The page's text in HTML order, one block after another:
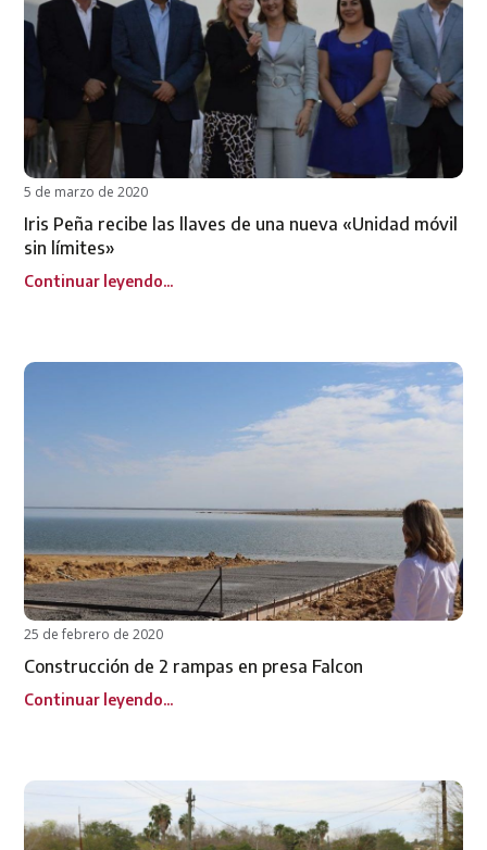
5 de marzo de 2020
Iris Peña recibe las llaves de una nueva «Unidad móvil
sin límites»
Continuar leyendo...
25 de febrero de 2020
Construcción de 2 rampas en presa Falcon
Continuar leyendo...